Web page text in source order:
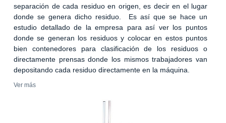
separación de cada residuo en origen, es decir en el lugar
donde se genera dicho residuo. Es así que se hace un
estudio detallado de la empresa para así ver los puntos
donde se generan los residuos y colocar en estos puntos
bien contenedores para clasificación de los residuos o
directamente prensas donde los mismos trabajadores van
depositando cada residuo directamente en la máquina.
Ver más